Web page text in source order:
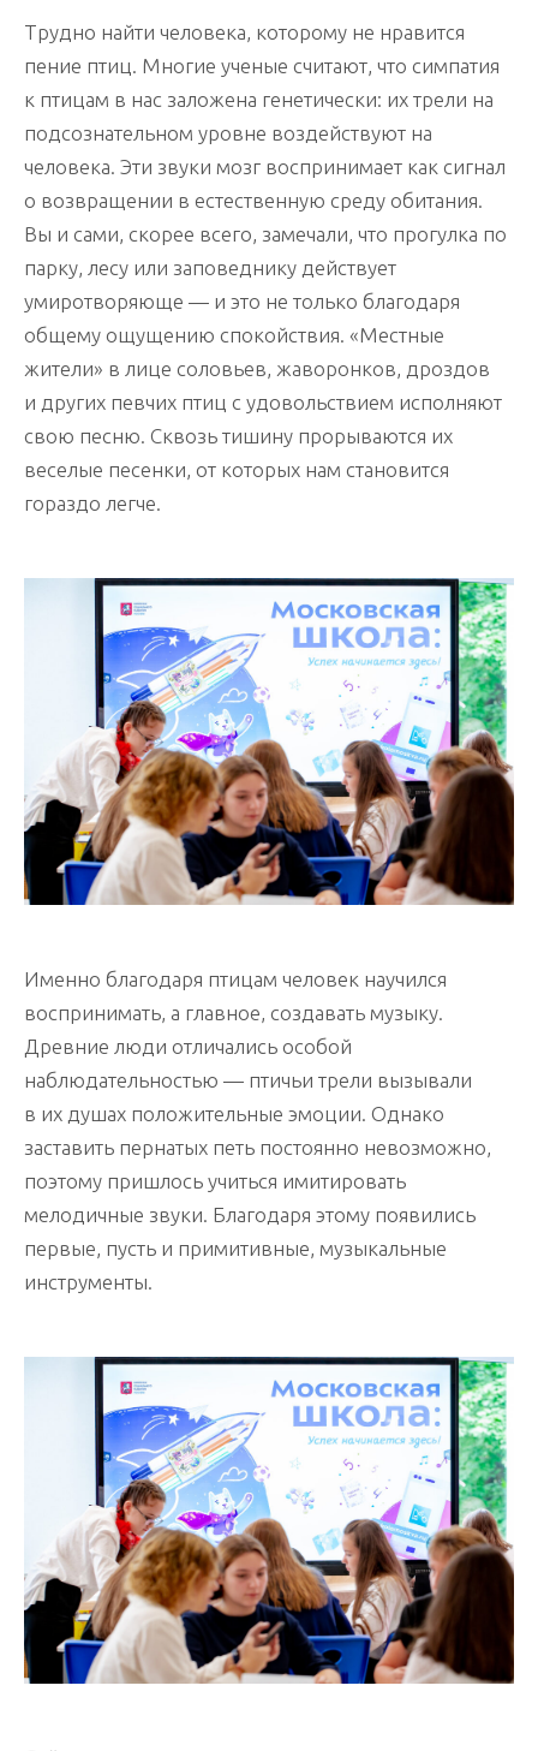
Трудно найти человека, которому не нравится
пение птиц. Многие ученые считают, что симпатия
к птицам в нас заложена генетически: их трели на
подсознательном уровне воздействуют на
человека. Эти звуки мозг воспринимает как сигнал
о возвращении в естественную среду обитания.
Вы и сами, скорее всего, замечали, что прогулка по
парку, лесу или заповеднику действует
умиротворяюще — и это не только благодаря
общему ощущению спокойствия. «Местные
жители» в лице соловьев, жаворонков, дроздов
и других певчих птиц с удовольствием исполняют
свою песню. Сквозь тишину прорываются их
веселые песенки, от которых нам становится
гораздо легче.
Именно благодаря птицам человек научился
воспринимать, а главное, создавать музыку.
Древние люди отличались особой
наблюдательностью — птичьи трели вызывали
в их душах положительные эмоции. Однако
заставить пернатых петь постоянно невозможно,
поэтому пришлось учиться имитировать
мелодичные звуки. Благодаря этому появились
первые, пусть и примитивные, музыкальные
инструменты.